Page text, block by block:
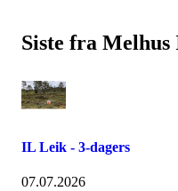
Siste fra
IL Leik - 3-dagers
07.07.2026